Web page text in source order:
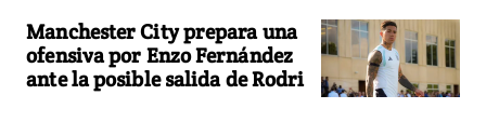
Manchester City prepara una
ofensiva por Enzo Fernández
ante la posible salida de Rodri